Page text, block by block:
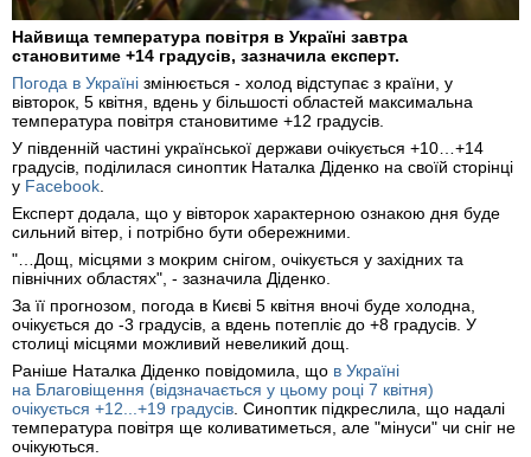
Найвища температура повітря в Україні завтра
становитиме +14 градусів, зазначила експерт.
Погода в Україні змінюється - холод відступає з країни, у
вівторок, 5 квітня, вдень у більшості областей максимальна
температура повітря становитиме +12 градусів.
У південній частині української держави очікується +10…+14
градусів, поділилася синоптик Наталка Діденко на своїй сторінці
у Facebook
Експерт додала, що у вівторок характерною ознакою дня буде
сильний вітер, і потрібно бути обережними.
"…Дощ, місцями з мокрим снігом, очікується у західних та
північних областях", - зазначила Діденко.
За її прогнозом, погода в Києві 5 квітня вночі буде холодна,
очікується до -3 градусів, а вдень потепліє до +8 градусів. У
столиці місцями можливий невеликий дощ.
Раніше Наталка Діденко повідомила, що в Україні
на Благовіщення (відзначається у цьому році 7 квітня)
очікується +12...+19 градусів . Синоптик підкреслила, що надалі
температура повітря ще коливатиметься, але "мінуси" чи сніг не
очікуються.